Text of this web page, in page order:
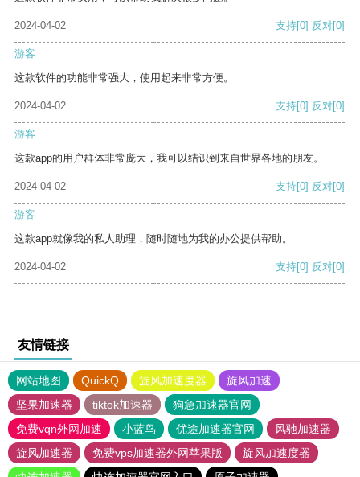
2024-04-02 支持[0] 反对[0]
游客
这款软件的功能非常强大，使用起来非常方便。
2024-04-02 支持[0] 反对[0]
游客
这款app的用户群体非常庞大，我可以结识到来自世界各地的朋友。
2024-04-02 支持[0] 反对[0]
游客
这款app就像我的私人助理，随时随地为我的办公提供帮助。
2024-04-02 支持[0] 反对[0]
友情链接
网站地图 QuickQ 旋风加速度器
旋风加速
坚果加速器
tiktok加速器
狗急加速器官网
免费vqn外网加速
小蓝鸟 优途加速器官网
风驰加速器
旋风加速器
免费vps加速器外网苹果版
旋风加速度器